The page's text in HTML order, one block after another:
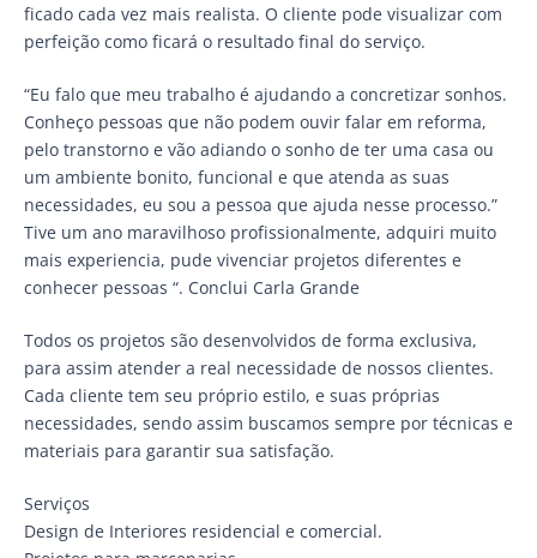
ficado cada vez mais realista. O cliente pode visualizar com
perfeição como ficará o resultado final do serviço.
“Eu falo que meu trabalho é ajudando a concretizar sonhos.
Conheço pessoas que não podem ouvir falar em reforma,
pelo transtorno e vão adiando o sonho de ter uma casa ou
um ambiente bonito, funcional e que atenda as suas
necessidades, eu sou a pessoa que ajuda nesse processo.”
Tive um ano maravilhoso profissionalmente, adquiri muito
mais experiencia, pude vivenciar projetos diferentes e
conhecer pessoas “. Conclui Carla Grande
Todos os projetos são desenvolvidos de forma exclusiva,
para assim atender a real necessidade de nossos clientes.
Cada cliente tem seu próprio estilo, e suas próprias
necessidades, sendo assim buscamos sempre por técnicas e
materiais para garantir sua satisfação.
Serviços
Design de Interiores residencial e comercial.